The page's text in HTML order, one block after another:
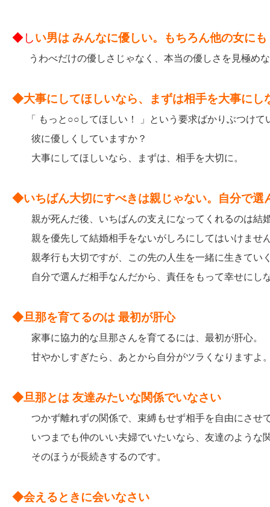
◆しい男は みんなに優しい。もちろん他の女にも
うわべだけの優しさじゃなく、本当の優しさを見極め
◆大事にしてほしいなら、まずは相手を大事にし
「 もっと○○してほしい！ 」という要求ばかりぶつけて
彼に優しくしていますか？
大事にしてほしいなら、まずは、相手を大切に。
◆いちばん大切にすべきは親じゃない。自分で選
親が死んだ後、いちばんの支えになってくれるのは結
親を優先して結婚相手をないがしろにしてはいけませ
親孝行も大切ですが、この先の人生を一緒に生きてい
自分で選んだ相手なんだから、責任をもって幸せにし
◆旦那を育てるのは 最初が肝心
家事に協力的な旦那さんを育てるには、最初が肝心。
甘やかしすぎたら、あとから自分がツラくなりますよ
◆旦那とは 友達みたいな関係でいなさい
つかず離れずの関係で、束縛もせず相手を自由にさせ
いつまでも仲のいい夫婦でいたいなら、友達のような
そのほうが長続きするのです。
◆会えるときに会いなさい